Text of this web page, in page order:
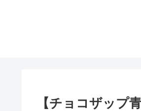
【チョコザップ